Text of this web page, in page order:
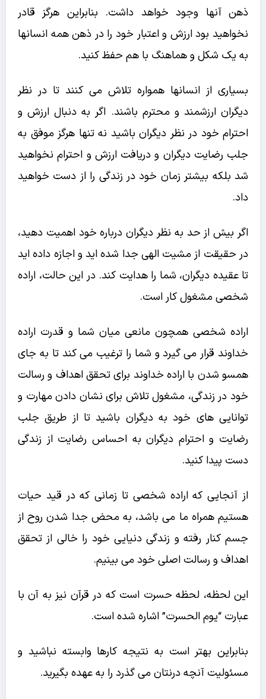
ذهن آنها وجود خواهد داشت. بنابراین هرگز قادر
نخواهید بود ارزش و اعتبار خود را در ذهن همه انسانها
به یک شکل و هماهنگ با هم حفظ کنید.
بسیاری از انسانها همواره تلاش می کنند تا در نظر
دیگران ارزشمند و محترم باشند. اگر به دنبال ارزش و
احترام خود در نظر دیگران باشید نه تنها هرگز موفق به
جلب رضایت دیگران و دریافت ارزش و احترام نخواهید
شد بلکه بیشتر زمان خود در زندگی را از دست خواهید
داد.
اگر بیش از حد به نظر دیگران درباره خود اهمیت دهید،
در حقیقت از مشیت الهی جدا شده اید و اجازه داده اید
تا عقیده دیگران، شما را هدایت کند. در این حالت، اراده
شخصی مشغول کار است.
اراده شخصی همچون مانعی میان شما و قدرت اراده
خداوند قرار می گیرد و شما را ترغیب می کند تا به جای
همسو شدن با اراده خداوند برای تحقق اهداف و رسالت
خود در زندگی، مشغول تلاش برای نشان دادن مهارت و
توانایی های خود به دیگران باشید تا از طریق جلب
رضایت و احترام دیگران به احساس رضایت از زندگی
دست پیدا کنید.
از آنجایی که اراده شخصی تا زمانی که در قید حیات
هستیم همراه ما می باشد، به محض جدا شدن روح از
جسم کنار رفته و زندگی دنیایی خود را خالی از تحقق
اهداف و رسالت اصلی خود می بینیم.
این لحظه، لحظه حسرت است که در قرآن نیز به آن با
عبارت “یوم الحسرت” اشاره شده است.
بنابراین بهتر است به نتیجه کارها وابسته نباشید و
مسئولیت آنچه درنتان می گذرد را به عهده بگیرید.